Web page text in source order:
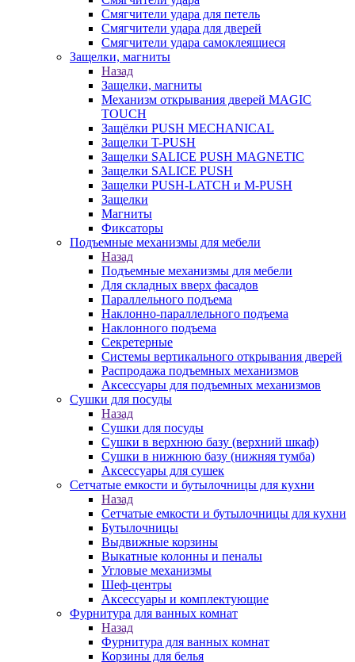
Смягчители удара для петель
Смягчители удара для дверей
Cмягчители удара самоклеящиеся
Защелки, магниты
Назад
Защелки, магниты
Механизм открывания дверей MAGIC
TOUCH
Защёлки PUSH MECHANICAL
Защелки T-PUSH
Защелки SALICE PUSH MAGNETIC
Защелки SALICE PUSH
Защелки PUSH-LATCH и M-PUSH
Защелки
Магниты
Фиксаторы
Подъемные механизмы для мебели
Назад
Подъемные механизмы для мебели
Для складных вверх фасадов
Параллельного подъема
Наклонно-параллельного подъема
Наклонного подъема
Секретерные
Системы вертикального открывания дверей
Распродажа подъемных механизмов
Аксессуары для подъемных механизмов
Сушки для посуды
Назад
Сушки для посуды
Сушки в верхнюю базу (верхний шкаф)
Сушки в нижнюю базу (нижняя тумба)
Аксессуары для сушек
Сетчатые емкости и бутылочницы для кухни
Назад
Сетчатые емкости и бутылочницы для кухни
Бутылочницы
Выдвижные корзины
Выкатные колонны и пеналы
Угловые механизмы
Шеф-центры
Аксессуары и комплектующие
Фурнитура для ванных комнат
Назад
Фурнитура для ванных комнат
Корзины для белья